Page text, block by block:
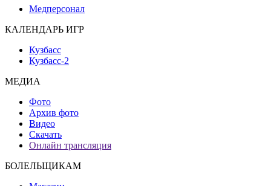
Медперсонал
КАЛЕНДАРЬ ИГР
Кузбасс
Кузбасс-2
МЕДИА
Фото
Архив фото
Видео
Скачать
Онлайн трансляция
БОЛЕЛЬЩИКАМ